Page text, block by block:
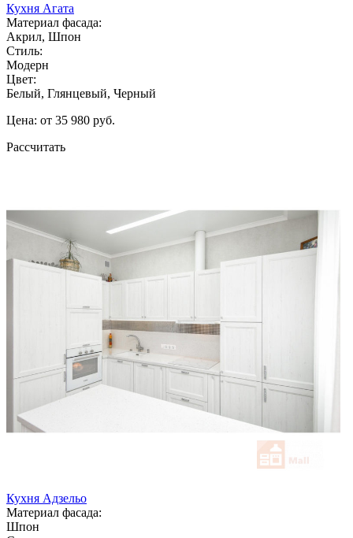
Кухня Агата
Материал фасада:
Акрил, Шпон
Стиль:
Модерн
Цвет:
Белый, Глянцевый, Черный
Цена: от 35 980 руб.
Рассчитать
Кухня Адзельо
Материал фасада:
Шпон